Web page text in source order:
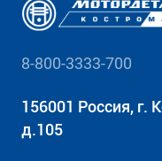
8-800-3333-700
156001 Россия, г.
д.105